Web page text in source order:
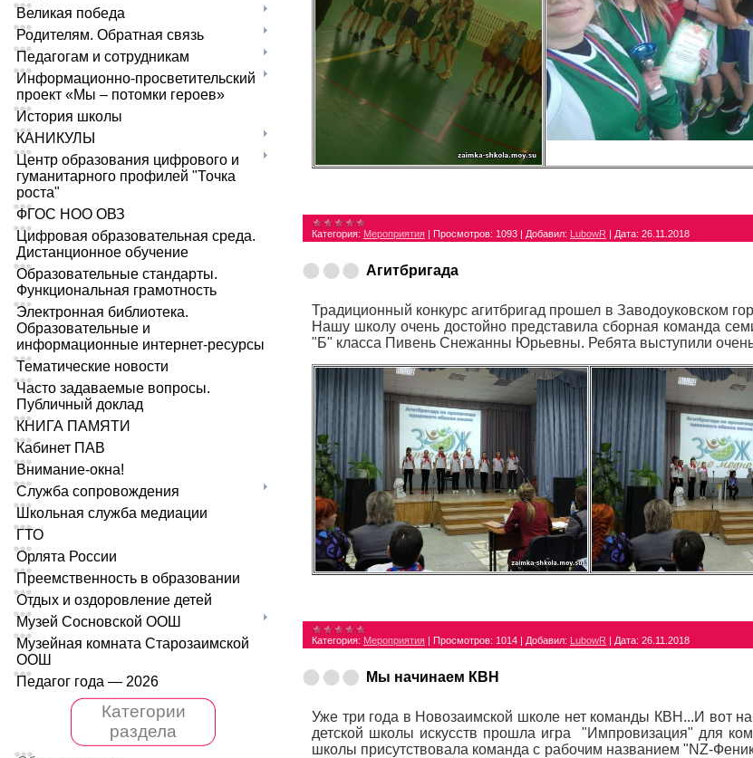
Великая победа
Родителям. Обратная связь
Педагогам и сотрудникам
Информационно-просветительский
проект «Мы – потомки героев»
История школы
КАНИКУЛЫ
Центр образования цифрового и
гуманитарного профилей "Точка
роста"
ФГОС НОО ОВЗ
Цифровая образовательная среда.
Дистанционное обучение
Образовательные стандарты.
Функциональная грамотность
Электронная библиотека.
Образовательные и
информационные интернет-ресурсы
Тематические новости
Часто задаваемые вопросы.
Публичный доклад
КНИГА ПАМЯТИ
Кабинет ПАВ
Внимание-окна!
Служба сопровождения
Школьная служба медиации
ГТО
Орлята России
Преемственность в образовании
Отдых и оздоровление детей
Музей Сосновской ООШ
Музейная комната Старозаимской
ООШ
Педагог года — 2026
Категории
раздела
Категория: Мероприятия Просмотров: 1093 Добавил: LubowR Дата: 26.11.2018
Агитбригада
Традиционный конкурс агитбригад прошел в Заводоуковском
Нашу школу очень достойно представила сборная команда
"Б" класса Пивень Снежанны Юрьевны. Ребята выступили
Категория: Мероприятия Просмотров: 1014 Добавил: LubowR Дата: 26.11.2018
Мы начинаем КВН
Уже три года в Новозаимской школе нет команды КВН...И вот
детской школы искусств прошла игра "Импровизация" для
школы присутствовала команда с рабочим названием "NZ-